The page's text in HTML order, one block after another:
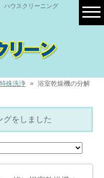
ウスクリーニング
特殊洗浄 » 浴室乾燥機の分解
グをしました